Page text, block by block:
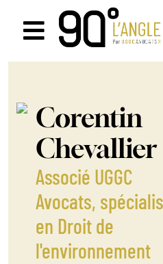
contenuNavigation
bascule
Corentin
Chevallier
Associé UGGC
Avocats,
en Droit de
l'environnement